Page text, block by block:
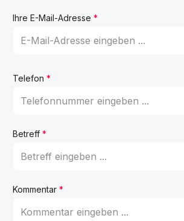
Ihre E-Mail-Adresse *
Telefon *
Betreff *
Kommentar *